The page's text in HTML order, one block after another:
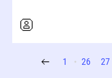
1 • 26 27